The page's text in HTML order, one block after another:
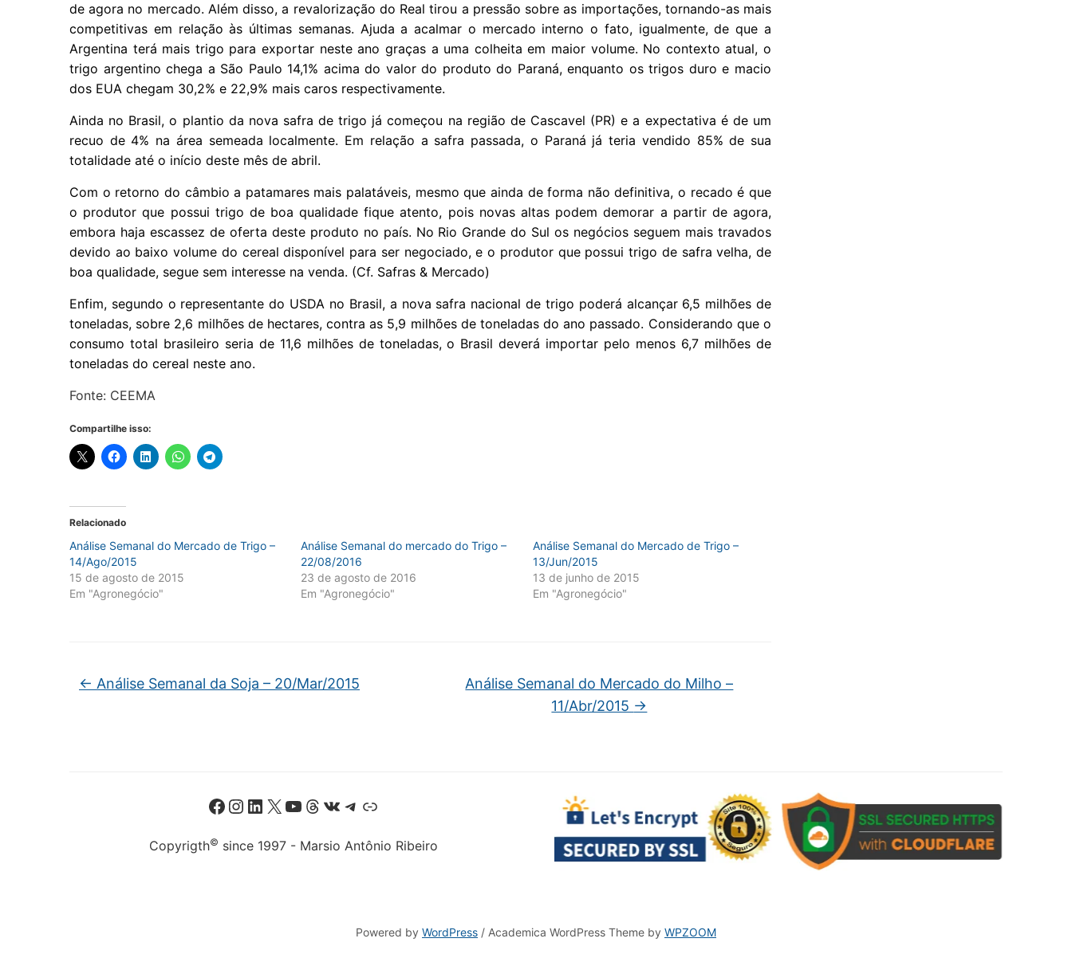
de agora no mercado. Além disso, a revalorização do Real tirou a pressão sobre as importações, tornando-as mais
competitivas em relação às últimas semanas. Ajuda a acalmar o mercado interno o fato, igualmente, de que a
Argentina terá mais trigo para exportar neste ano graças a uma colheita em maior volume. No contexto atual, o
trigo argentino chega a São Paulo 14,1% acima do valor do produto do Paraná, enquanto os trigos duro e macio
dos EUA chegam 30,2% e 22,9% mais caros respectivamente.
Ainda no Brasil, o plantio da nova safra de trigo já começou na região de Cascavel (PR) e a expectativa é de um
recuo de 4% na área semeada localmente. Em relação a safra passada, o Paraná já teria vendido 85% de sua
totalidade até o início deste mês de abril.
Com o retorno do câmbio a patamares mais palatáveis, mesmo que ainda de forma não definitiva, o recado é que
o produtor que possui trigo de boa qualidade fique atento, pois novas altas podem demorar a partir de agora,
embora haja escassez de oferta deste produto no país. No Rio Grande do Sul os negócios seguem mais travados
devido ao baixo volume do cereal disponível para ser negociado, e o produtor que possui trigo de safra velha, de
boa qualidade, segue sem interesse na venda. (Cf. Safras & Mercado)
Enfim, segundo o representante do USDA no Brasil, a nova safra nacional de trigo poderá alcançar 6,5 milhões de
toneladas, sobre 2,6 milhões de hectares, contra as 5,9 milhões de toneladas do ano passado. Considerando que o
consumo total brasileiro seria de 11,6 milhões de toneladas, o Brasil deverá importar pelo menos 6,7 milhões de
toneladas do cereal neste ano.
Fonte: CEEMA
Compartilhe isso:
Relacionado
Análise Semanal do Mercado de Trigo –
14/Ago/2015
15 de agosto de 2015
Em "Agronegócio"
Análise Semanal do mercado do Trigo –
22/08/2016
23 de agosto de 2016
Em "Agronegócio"
Análise Semanal do Mercado de Trigo –
13/Jun/2015
13 de junho de 2015
Em "Agronegócio"
← Análise Semanal da Soja – 20/Mar/2015
Análise Semanal do Mercado do Milho –
11/Abr/2015 →
Facebook Instagram LinkedIn X Youtube Threads
Copyrigth© since 1997 - Marsio Antônio Ribeiro
Powered by WordPress / Academica WordPress Theme by WPZOOM